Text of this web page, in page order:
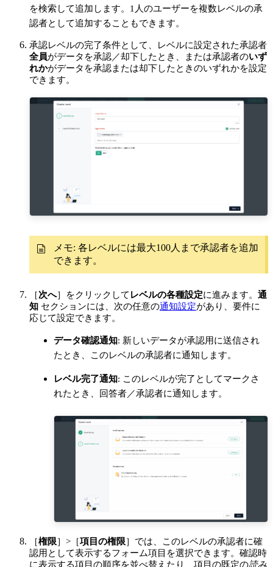
を検索して追加します。1人のユーザーを複数レベルの承
認者として追加することもできます。
承認レベルの完了条件として、
レベルに設定された承認者
全員がデータを承認／却下したとき、または承認者のいず
れかがデータを承認または却下したときのいずれかを設定
できます。
メモ: 各レベルには最大100人まで承認者を追加
できます。
［次へ］をクリックして レベルの各種設定に進みます。 通
知 セクションには、次の任意の通知設定があり、要件に
応じて設定できます。
データ確認通知: 新しいデータが承認用に送信され
たとき、このレベルの承認者に通知します。
レベル完了通知: このレベルが完了としてマークさ
れたとき、回答者／承認者に通知します。
［権限］>［項目の権限］では、このレベルの承認者に確
認用として表示するフォーム項目を選択できます。確認時
に表示する項目の順序を並べ替えたり、項目の既定の読み